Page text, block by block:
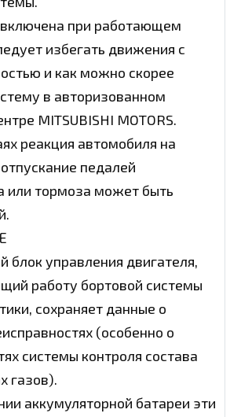
при работающем
избегать движения с
и как можно скорее
в авторизованном
MITSUBISHI MOTORS.
реакция автомобиля на
педалей
или тормоза может быть
блок управления двигателя,
работу бортовой системы
сохраняет данные о
(особенно о
системы контроля состава
газов).
аккумуляторной батареи эти